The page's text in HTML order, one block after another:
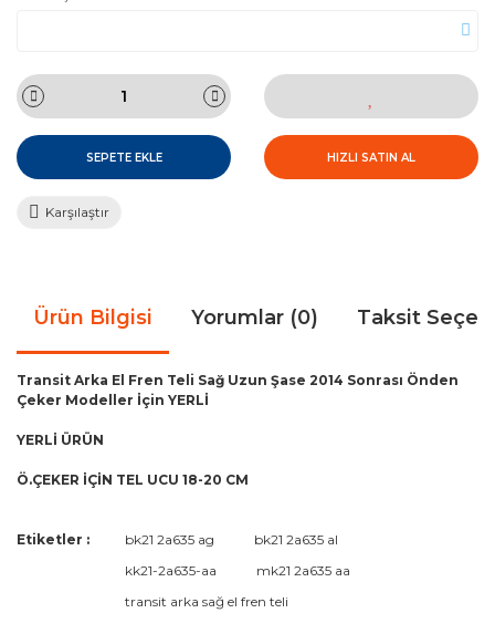
SEPETE EKLE HIZLI SATIN AL
Karşılaştır
Ürün Bilgisi Yorumlar (0) Taksit
Transit Arka El Fren Teli Sağ Uzun Şase 2014 Sonrası Önden
Çeker Modeller İçin YERLİ
YERLİ ÜRÜN
Ö.ÇEKER İÇİN TEL UCU 18-20 CM
Bu ürüne ilk yorumu siz yapın!
Bu ürünün fiyat bilgisi, resim, ürün açıklamalarında ve diğer
kullanarak tarafımıza iletebilirsiniz.
Görüş ve önerileriniz için teşekkür ederiz.
Etiketler : bk21 2a635 ag
bk21 2a635 al
kk21-2a635-aa
mk21 2a635 aa
transit arka sağ el fren teli